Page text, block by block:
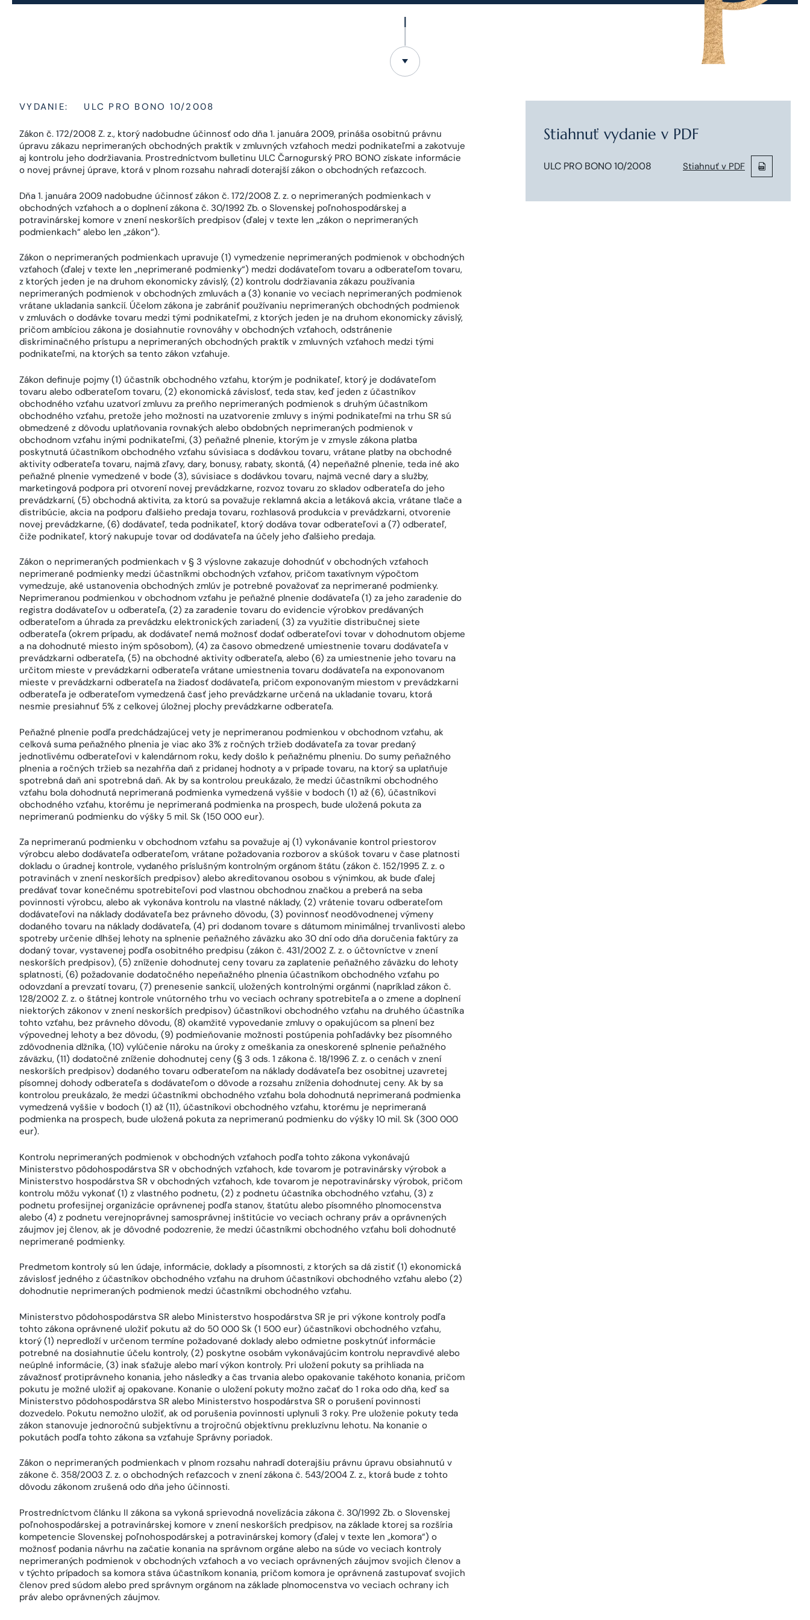
VYDANIE: ULC PRO BONO 10/2008
Zákon č. 172/2008 Z. z., ktorý nadobudne účinnosť odo dňa 1. januára 2009, prináša osobitnú právnu
úpravu zákazu neprimeraných obchodných praktík v zmluvných vzťahoch medzi podnikateľmi a zakotvuje
aj kontrolu jeho dodržiavania. Prostredníctvom bulletinu ULC Čarnogurský PRO BONO získate informácie
o novej právnej úprave, ktorá v plnom rozsahu nahradí doterajší zákon o obchodných reťazcoch.
Dňa 1. januára 2009 nadobudne účinnosť zákon č. 172/2008 Z. z. o neprimeraných podmienkach v
obchodných vzťahoch a o doplnení zákona č. 30/1992 Zb. o Slovenskej poľnohospodárskej a
potravinárskej komore v znení neskorších predpisov (ďalej v texte len „zákon o neprimeraných
podmienkach“ alebo len „zákon“).
Zákon o neprimeraných podmienkach upravuje (1) vymedzenie neprimeraných podmienok v obchodných
vzťahoch (ďalej v texte len „neprimerané podmienky“) medzi dodávateľom tovaru a odberateľom tovaru,
z ktorých jeden je na druhom ekonomicky závislý, (2) kontrolu dodržiavania zákazu používania
neprimeraných podmienok v obchodných zmluvách a (3) konanie vo veciach neprimeraných podmienok
vrátane ukladania sankcií. Účelom zákona je zabrániť používaniu neprimeraných obchodných podmienok
v zmluvách o dodávke tovaru medzi tými podnikateľmi, z ktorých jeden je na druhom ekonomicky závislý,
pričom ambíciou zákona je dosiahnutie rovnováhy v obchodných vzťahoch, odstránenie
diskriminačného prístupu a neprimeraných obchodných praktík v zmluvných vzťahoch medzi tými
podnikateľmi, na ktorých sa tento zákon vzťahuje.
Zákon definuje pojmy (1) účastník obchodného vzťahu, ktorým je podnikateľ, ktorý je dodávateľom
tovaru alebo odberateľom tovaru, (2) ekonomická závislosť, teda stav, keď jeden z účastníkov
obchodného vzťahu uzatvorí zmluvu za preňho neprimeraných podmienok s druhým účastníkom
obchodného vzťahu, pretože jeho možnosti na uzatvorenie zmluvy s inými podnikateľmi na trhu SR sú
obmedzené z dôvodu uplatňovania rovnakých alebo obdobných neprimeraných podmienok v
obchodnom vzťahu inými podnikateľmi, (3) peňažné plnenie, ktorým je v zmysle zákona platba
poskytnutá účastníkom obchodného vzťahu súvisiaca s dodávkou tovaru, vrátane platby na obchodné
aktivity odberateľa tovaru, najmä zľavy, dary, bonusy, rabaty, skontá, (4) nepeňažné plnenie, teda iné ako
peňažné plnenie vymedzené v bode (3), súvisiace s dodávkou tovaru, najmä vecné dary a služby,
marketingová podpora pri otvorení novej prevádzkarne, rozvoz tovaru zo skladov odberateľa do jeho
prevádzkarní, (5) obchodná aktivita, za ktorú sa považuje reklamná akcia a letáková akcia, vrátane tlače a
distribúcie, akcia na podporu ďalšieho predaja tovaru, rozhlasová produkcia v prevádzkarni, otvorenie
novej prevádzkarne, (6) dodávateľ, teda podnikateľ, ktorý dodáva tovar odberateľovi a (7) odberateľ,
čiže podnikateľ, ktorý nakupuje tovar od dodávateľa na účely jeho ďalšieho predaja.
Zákon o neprimeraných podmienkach v § 3 výslovne zakazuje dohodnúť v obchodných vzťahoch
neprimerané podmienky medzi účastníkmi obchodných vzťahov, pričom taxatívnym výpočtom
vymedzuje, aké ustanovenia obchodných zmlúv je potrebné považovať za neprimerané podmienky.
Neprimeranou podmienkou v obchodnom vzťahu je peňažné plnenie dodávateľa (1) za jeho zaradenie do
registra dodávateľov u odberateľa, (2) za zaradenie tovaru do evidencie výrobkov predávaných
odberateľom a úhrada za prevádzku elektronických zariadení, (3) za využitie distribučnej siete
odberateľa (okrem prípadu, ak dodávateľ nemá možnosť dodať odberateľovi tovar v dohodnutom objeme
a na dohodnuté miesto iným spôsobom), (4) za časovo obmedzené umiestnenie tovaru dodávateľa v
prevádzkarni odberateľa, (5) na obchodné aktivity odberateľa, alebo (6) za umiestnenie jeho tovaru na
určitom mieste v prevádzkarni odberateľa vrátane umiestnenia tovaru dodávateľa na exponovanom
mieste v prevádzkarni odberateľa na žiadosť dodávateľa, pričom exponovaným miestom v prevádzkarni
odberateľa je odberateľom vymedzená časť jeho prevádzkarne určená na ukladanie tovaru, ktorá
nesmie presiahnuť 5% z celkovej úložnej plochy prevádzkarne odberateľa.
Peňažné plnenie podľa predchádzajúcej vety je neprimeranou podmienkou v obchodnom vzťahu, ak
celková suma peňažného plnenia je viac ako 3% z ročných tržieb dodávateľa za tovar predaný
jednotlivému odberateľovi v kalendárnom roku, kedy došlo k peňažnému plneniu. Do sumy peňažného
plnenia a ročných tržieb sa nezahŕňa daň z pridanej hodnoty a v prípade tovaru, na ktorý sa uplatňuje
spotrebná daň ani spotrebná daň. Ak by sa kontrolou preukázalo, že medzi účastníkmi obchodného
vzťahu bola dohodnutá neprimeraná podmienka vymedzená vyššie v bodoch (1) až (6), účastníkovi
obchodného vzťahu, ktorému je neprimeraná podmienka na prospech, bude uložená pokuta za
neprimeranú podmienku do výšky 5 mil. Sk (150 000 eur).
Za neprimeranú podmienku v obchodnom vzťahu sa považuje aj (1) vykonávanie kontrol priestorov
výrobcu alebo dodávateľa odberateľom, vrátane požadovania rozborov a skúšok tovaru v čase platnosti
dokladu o úradnej kontrole, vydaného príslušným kontrolným orgánom štátu (zákon č. 152/1995 Z. z. o
potravinách v znení neskorších predpisov) alebo akreditovanou osobou s výnimkou, ak bude ďalej
predávať tovar konečnému spotrebiteľovi pod vlastnou obchodnou značkou a preberá na seba
povinnosti výrobcu, alebo ak vykonáva kontrolu na vlastné náklady, (2) vrátenie tovaru odberateľom
dodávateľovi na náklady dodávateľa bez právneho dôvodu, (3) povinnosť neodôvodnenej výmeny
dodaného tovaru na náklady dodávateľa, (4) pri dodanom tovare s dátumom minimálnej trvanlivosti alebo
spotreby určenie dlhšej lehoty na splnenie peňažného záväzku ako 30 dní odo dňa doručenia faktúry za
dodaný tovar, vystavenej podľa osobitného predpisu (zákon č. 431/2002 Z. z. o účtovníctve v znení
neskorších predpisov), (5) zníženie dohodnutej ceny tovaru za zaplatenie peňažného záväzku do lehoty
splatnosti, (6) požadovanie dodatočného nepeňažného plnenia účastníkom obchodného vzťahu po
odovzdaní a prevzatí tovaru, (7) prenesenie sankcií, uložených kontrolnými orgánmi (napríklad zákon č.
128/2002 Z. z. o štátnej kontrole vnútorného trhu vo veciach ochrany spotrebiteľa a o zmene a doplnení
niektorých zákonov v znení neskorších predpisov) účastníkovi obchodného vzťahu na druhého účastníka
tohto vzťahu, bez právneho dôvodu, (8) okamžité vypovedanie zmluvy o opakujúcom sa plnení bez
výpovednej lehoty a bez dôvodu, (9) podmieňovanie možnosti postúpenia pohľadávky bez písomného
zdôvodnenia dlžníka, (10) vylúčenie nároku na úroky z omeškania za oneskorené splnenie peňažného
záväzku, (11) dodatočné zníženie dohodnutej ceny (§ 3 ods. 1 zákona č. 18/1996 Z. z. o cenách v znení
neskorších predpisov) dodaného tovaru odberateľom na náklady dodávateľa bez osobitnej uzavretej
písomnej dohody odberateľa s dodávateľom o dôvode a rozsahu zníženia dohodnutej ceny. Ak by sa
kontrolou preukázalo, že medzi účastníkmi obchodného vzťahu bola dohodnutá neprimeraná podmienka
vymedzená vyššie v bodoch (1) až (11), účastníkovi obchodného vzťahu, ktorému je neprimeraná
podmienka na prospech, bude uložená pokuta za neprimeranú podmienku do výšky 10 mil. Sk (300 000
eur).
Kontrolu neprimeraných podmienok v obchodných vzťahoch podľa tohto zákona vykonávajú
Ministerstvo pôdohospodárstva SR v obchodných vzťahoch, kde tovarom je potravinársky výrobok a
Ministerstvo hospodárstva SR v obchodných vzťahoch, kde tovarom je nepotravinársky výrobok, pričom
kontrolu môžu vykonať (1) z vlastného podnetu, (2) z podnetu účastníka obchodného vzťahu, (3) z
podnetu profesijnej organizácie oprávnenej podľa stanov, štatútu alebo písomného plnomocenstva
alebo (4) z podnetu verejnoprávnej samosprávnej inštitúcie vo veciach ochrany práv a oprávnených
záujmov jej členov, ak je dôvodné podozrenie, že medzi účastníkmi obchodného vzťahu boli dohodnuté
neprimerané podmienky.
Predmetom kontroly sú len údaje, informácie, doklady a písomnosti, z ktorých sa dá zistiť (1) ekonomická
závislosť jedného z účastníkov obchodného vzťahu na druhom účastníkovi obchodného vzťahu alebo (2)
dohodnutie neprimeraných podmienok medzi účastníkmi obchodného vzťahu.
Ministerstvo pôdohospodárstva SR alebo Ministerstvo hospodárstva SR je pri výkone kontroly podľa
tohto zákona oprávnené uložiť pokutu až do 50 000 Sk (1 500 eur) účastníkovi obchodného vzťahu,
ktorý (1) nepredloží v určenom termíne požadované doklady alebo odmietne poskytnúť informácie
potrebné na dosiahnutie účelu kontroly, (2) poskytne osobám vykonávajúcim kontrolu nepravdivé alebo
neúplné informácie, (3) inak sťažuje alebo marí výkon kontroly. Pri uložení pokuty sa prihliada na
závažnosť protiprávneho konania, jeho následky a čas trvania alebo opakovanie takéhoto konania, pričom
pokutu je možné uložiť aj opakovane. Konanie o uložení pokuty možno začať do 1 roka odo dňa, keď sa
Ministerstvo pôdohospodárstva SR alebo Ministerstvo hospodárstva SR o porušení povinnosti
dozvedelo. Pokutu nemožno uložiť, ak od porušenia povinnosti uplynuli 3 roky. Pre uloženie pokuty teda
zákon stanovuje jednoročnú subjektívnu a trojročnú objektívnu prekluzívnu lehotu. Na konanie o
pokutách podľa tohto zákona sa vzťahuje Správny poriadok.
Zákon o neprimeraných podmienkach v plnom rozsahu nahradí doterajšiu právnu úpravu obsiahnutú v
zákone č. 358/2003 Z. z. o obchodných reťazcoch v znení zákona č. 543/2004 Z. z., ktorá bude z tohto
dôvodu zákonom zrušená odo dňa jeho účinnosti.
Prostredníctvom článku II zákona sa vykoná sprievodná novelizácia zákona č. 30/1992 Zb. o Slovenskej
poľnohospodárskej a potravinárskej komore v znení neskorších predpisov, na základe ktorej sa rozšíria
kompetencie Slovenskej poľnohospodárskej a potravinárskej komory (ďalej v texte len „komora“) o
možnosť podania návrhu na začatie konania na správnom orgáne alebo na súde vo veciach kontroly
neprimeraných podmienok v obchodných vzťahoch a vo veciach oprávnených záujmov svojich členov a
v týchto prípadoch sa komora stáva účastníkom konania, pričom komora je oprávnená zastupovať svojich
členov pred súdom alebo pred správnym orgánom na základe plnomocenstva vo veciach ochrany ich
práv alebo oprávnených záujmov.
Stiahnuť vydanie v PDF
ULC PRO BONO 10/2008 Stiahnuť v PDF